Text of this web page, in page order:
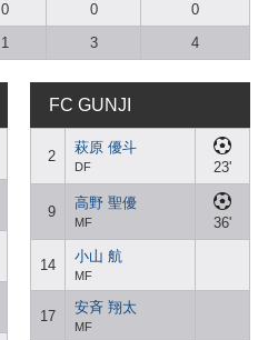
0 0
0
1 3 4
FC GUNJI
2
萩原 優斗
DF 23'
9
高野 聖優
MF 36'
14
小山 航
MF
17
安斉 翔太
MF